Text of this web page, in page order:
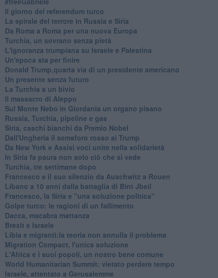
Il giorno del referendum turco
La spirale del terrore in Russia e Siria
Da Roma a Roma per una nuova Europa
Turchia, un sovrano senza pietà
L'ignoranza trumpiana su Israele e Palestina
Un'epoca sta per finire
Donald Trump,quarta via di un presidente americano
Un presente senza futuro
La Turchia a un bivio
Il massacro di Aleppo
Sul Monte Nebo in Giordania un organo pisano
Russia, Turchia, pipeline e gas
Siria, caschi bianchi da Premio Nobel
Dall'Ungheria il semaforo rosso ai Trump
Da New York e Assisi voci unite nella solidarietà
In Siria fa paura non solo ciò che si vede
Turchia, tre settimane dopo
Francesco e il suo silenzio da Auschwitz a Rouen
Libano a 10 anni dalla battaglia di Bint Jbeil
Francesco, la Siria e "una soluzione politica"
Golpe turco: le ragioni di un fallimento
Dacca, macabra mattanza
Brexit e Israele
Libia e migranti:la teoria non annulla il problema
Migration Compact, l'unica soluzione
L'Africa e i suoi popoli, un nostro bene comune
World Humanitarian Summit: vietato perdere tempo
Israele, attentato a Gerusalemme